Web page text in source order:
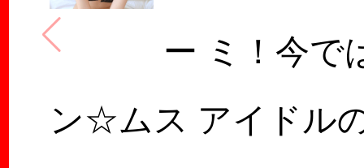
ー ミ！今で
ン☆ムス アイドル